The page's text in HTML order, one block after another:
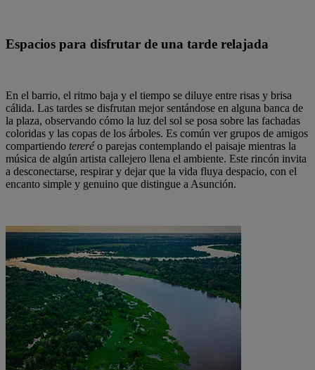
Espacios para disfrutar de una tarde relajada
En el barrio, el ritmo baja y el tiempo se diluye entre risas y brisa
cálida. Las tardes se disfrutan mejor sentándose en alguna banca de
la plaza, observando cómo la luz del sol se posa sobre las fachadas
coloridas y las copas de los árboles. Es común ver grupos de amigos
compartiendo tereréo parejas contemplando el paisaje mientras la
música de algún artista callejero llena el ambiente. Este rincón invita
a desconectarse, respirar y dejar que la vida fluya despacio, con el
encanto simple y genuino que distingue a Asunción.